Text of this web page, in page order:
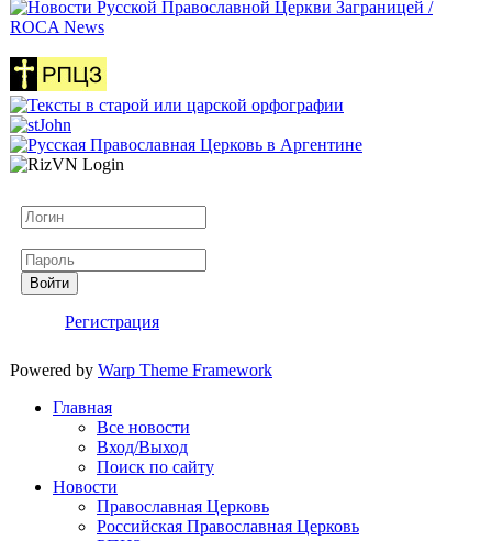
Войти
Регистрация
Powered by Warp Theme Framework
Главная
Все новости
Вход/Выход
Поиск по сайту
Новости
Православная Церковь
Российская Православная Церковь